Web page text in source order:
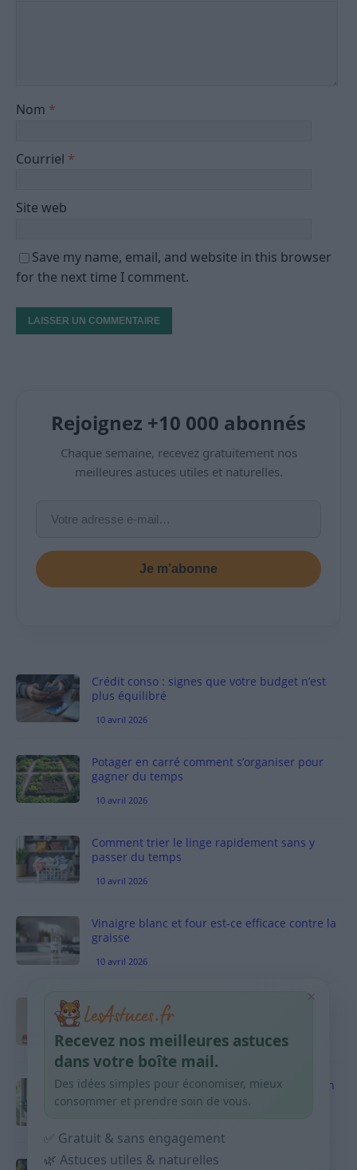
Nom *
Courriel *
Site web
Save my name, email, and website in this browser
for the next time I comment.
Rejoignez +10 000 abonnés
Chaque semaine, recevez gratuitement nos
meilleures astuces utiles et naturelles.
Je m’abonne
Crédit conso : signes que votre budget n’est
plus équilibré
10 avril 2026
Potager en carré comment s’organiser pour
gagner du temps
10 avril 2026
Comment trier le linge rapidement sans y
passer du temps
10 avril 2026
Vinaigre blanc et four est-ce efficace contre la
graisse
10 avril 2026
Taches pigmentaires : routine simple +
habitudes qui aident
9 avril 2026
Produits ménagers : comment économiser en
courses sans acheter 10 sprays
Budget mensuel : méthode rapide pour
×
Recevez nos meilleures astuces
dans votre boîte mail.
Des idées simples pour économiser, mieux
consommer et prendre soin de vous.
✅ Gratuit & sans engagement
🌿 Astuces utiles & naturelles